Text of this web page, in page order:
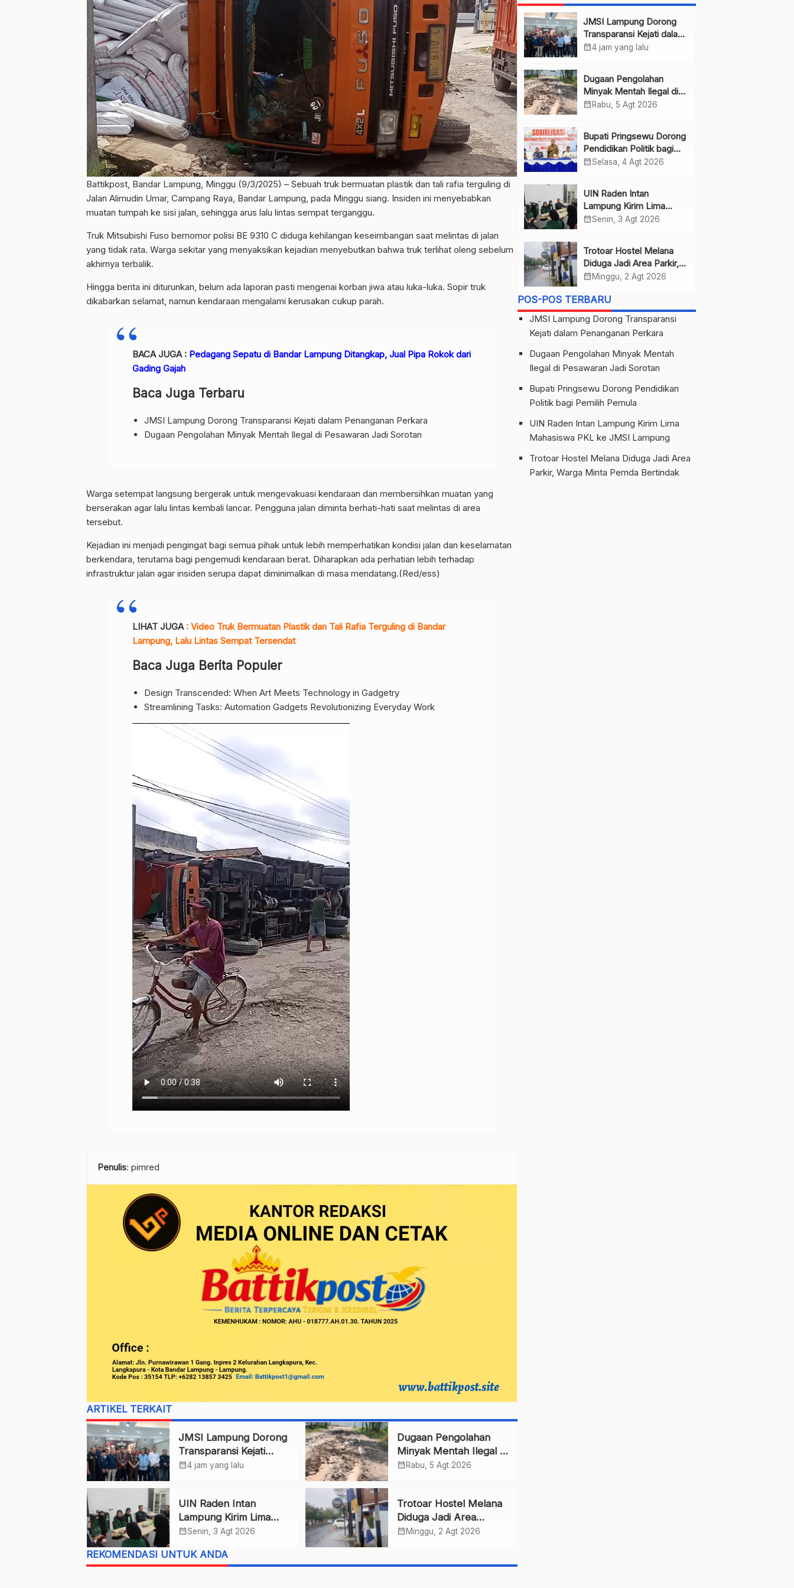
Battikpost, Bandar Lampung, Minggu (9/3/2025) – Sebuah truk bermuatan plastik dan tali rafia terguling di
Jalan Alimudin Umar, Campang Raya, Bandar Lampung, pada Minggu siang. Insiden ini menyebabkan
muatan tumpah ke sisi jalan, sehingga arus lalu lintas sempat terganggu.
Truk Mitsubishi Fuso bernomor polisi BE 9310 C diduga kehilangan keseimbangan saat melintas di jalan
yang tidak rata. Warga sekitar yang menyaksikan kejadian menyebutkan bahwa truk terlihat oleng sebelum
akhirnya terbalik.
Hingga berita ini diturunkan, belum ada laporan pasti mengenai korban jiwa atau luka-luka. Sopir truk
dikabarkan selamat, namun kendaraan mengalami kerusakan cukup parah.
BACA JUGA : Pedagang Sepatu di Bandar Lampung Ditangkap, Jual Pipa Rokok dari
Gading Gajah
Baca Juga Terbaru
JMSI Lampung Dorong Transparansi Kejati dalam Penanganan Perkara
Dugaan Pengolahan Minyak Mentah Ilegal di Pesawaran Jadi Sorotan
Warga setempat langsung bergerak untuk mengevakuasi kendaraan dan membersihkan muatan yang
berserakan agar lalu lintas kembali lancar. Pengguna jalan diminta berhati-hati saat melintas di area
tersebut.
Kejadian ini menjadi pengingat bagi semua pihak untuk lebih memperhatikan kondisi jalan dan keselamatan
berkendara, terutama bagi pengemudi kendaraan berat. Diharapkan ada perhatian lebih terhadap
infrastruktur jalan agar insiden serupa dapat diminimalkan di masa mendatang.(Red/ess)
LIHAT JUGA : Video Truk Bermuatan Plastik dan Tali Rafia Terguling di Bandar
Lampung, Lalu Lintas Sempat Tersendat
Baca Juga Berita Populer
Design Transcended: When Art Meets Technology in Gadgetry
Streamlining Tasks: Automation Gadgets Revolutionizing Everyday Work
Penulis: pimred
ARTIKEL TERKAIT
JMSI Lampung Dorong
Transparansi Kejati
dalam Penanganan
calendar_month4 jam yang lalu
Dugaan Pengolahan
Minyak Mentah Ilegal di
Pesawaran Jadi
calendar_month Rabu, 5 Agt 2026
UIN Raden Intan
Lampung Kirim Lima
Mahasiswa PKL ke
calendar_monthSenin, 3 Agt 2026
Trotoar Hostel Melana
Diduga Jadi Area
Parkir, Warga Minta
calendar_month Minggu, 2 Agt 2026
REKOMENDASI UNTUK ANDA
JMSI Lampung Dorong
Transparansi Kejati dalam
Penanganan Perkara
calendar_month4 jam yang lalu
Dugaan Pengolahan
Minyak Mentah Ilegal di
Pesawaran Jadi Sorotan
calendar_month Rabu, 5 Agt 2026
Bupati Pringsewu Dorong
Pendidikan Politik bagi
Pemilih Pemula
calendar_monthSelasa, 4 Agt 2026
UIN Raden Intan
Lampung Kirim Lima
Mahasiswa PKL ke JMSI
calendar_monthSenin, 3 Agt 2026
Trotoar Hostel Melana
Diduga Jadi Area Parkir,
Warga Minta Pemda
calendar_month Minggu, 2 Agt 2026
POS-POS TERBARU
JMSI Lampung Dorong Transparansi
Kejati dalam Penanganan Perkara
Dugaan Pengolahan Minyak Mentah
Ilegal di Pesawaran Jadi Sorotan
Bupati Pringsewu Dorong Pendidikan
Politik bagi Pemilih Pemula
UIN Raden Intan Lampung Kirim Lima
Mahasiswa PKL ke JMSI Lampung
Trotoar Hostel Melana Diduga Jadi Area
Parkir, Warga Minta Pemda Bertindak